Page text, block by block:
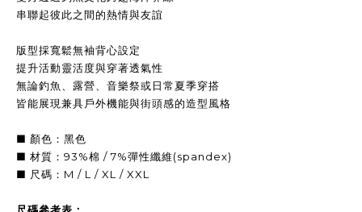
串聯起彼此之間的熱情與友誼
版型採寬鬆無袖背心設定
提升活動靈活度與穿著透氣性
無論釣魚、露營、音樂祭或日常夏季穿搭
皆能展現兼具戶外機能與街頭感的造型風格
■ 顏色：黑色
■ 材質：93%棉 / 7%彈性纖維(spandex)
■ 尺碼：M / L / XL / XXL